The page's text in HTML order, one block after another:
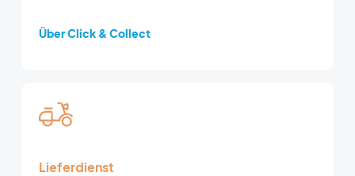
Über Click & Collect
Lieferdienst